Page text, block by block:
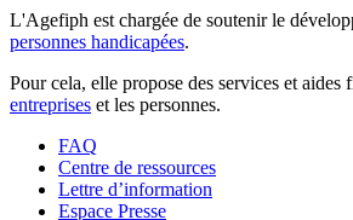
L'Agefiph est chargée de soutenir le
personnes handicapées.
Pour cela, elle propose des services et aides
entreprises et les personnes.
FAQ
Centre de ressources
Lettre d’information
Espace Presse